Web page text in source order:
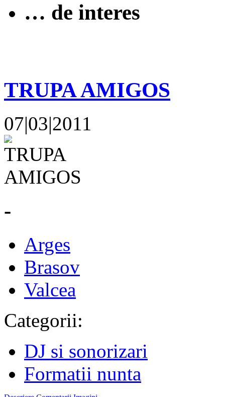
… de interes
TRUPA AMIGOS
07|03|2011
-
Arges
Brasov
Valcea
Categorii:
DJ si sonorizari
Formatii nunta